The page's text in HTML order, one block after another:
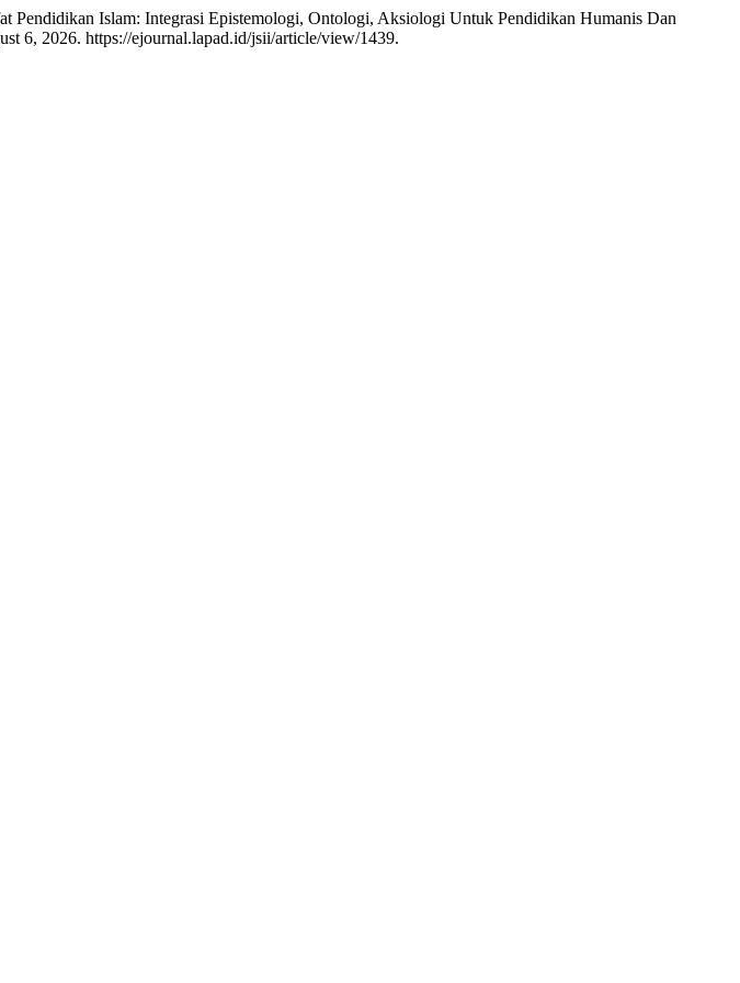
Pendidikan Islam: Integrasi Epistemologi, Ontologi, Aksiologi Untuk Pendidikan Humanis Dan
6, 2026. https://ejournal.lapad.id/jsii/article/view/1439.